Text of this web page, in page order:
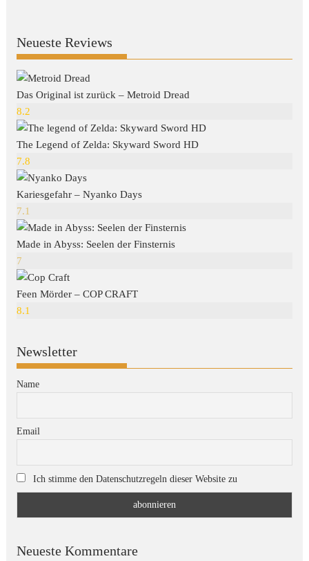
Neueste Reviews
Das Original ist zurück – Metroid Dread
8.2
The Legend of Zelda: Skyward Sword HD
7.8
Kariesgefahr – Nyanko Days
7.1
Made in Abyss: Seelen der Finsternis
7
Feen Mörder – COP CRAFT
8.1
Newsletter
Name
Email
Ich stimme den Datenschutzregeln dieser Website zu
Neueste Kommentare